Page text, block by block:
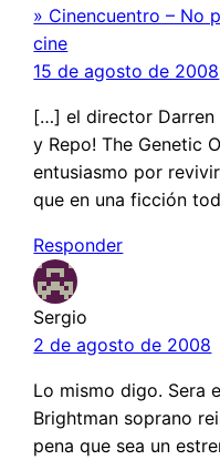
» Cinencuentro – No
cine
15 de agosto de 2008
[…] el director Darren
y Repo! The Genetic
entusiasmo por
que en una ficción
Responder
Sergio
2 de agosto de 2008
Lo mismo digo. Sera
Brightman soprano
pena que sea un